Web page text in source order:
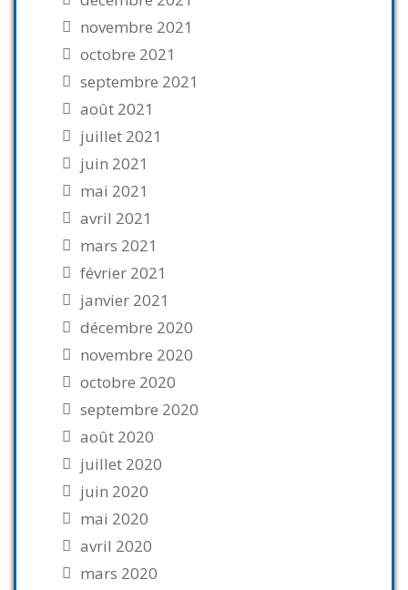
novembre 2021
octobre 2021
septembre 2021
août 2021
juillet 2021
juin 2021
mai 2021
avril 2021
mars 2021
février 2021
janvier 2021
décembre 2020
novembre 2020
octobre 2020
septembre 2020
août 2020
juillet 2020
juin 2020
mai 2020
avril 2020
mars 2020